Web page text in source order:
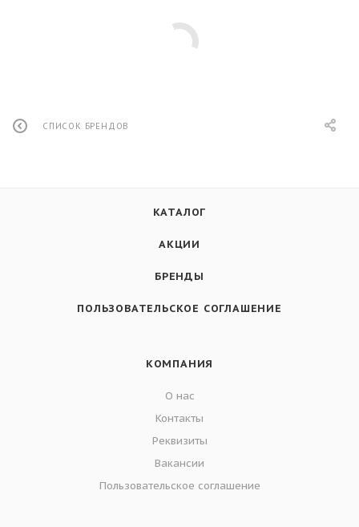
СПИСОК БРЕНДОВ
КАТАЛОГ
АКЦИИ
БРЕНДЫ
ПОЛЬЗОВАТЕЛЬСКОЕ СОГЛАШЕНИЕ
КОМПАНИЯ
О нас
Контакты
Реквизиты
Вакансии
Пользовательское соглашение